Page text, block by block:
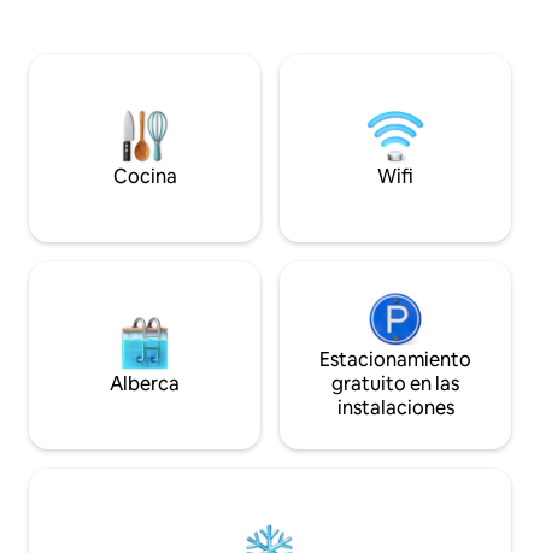
de aire acondicionado. ¡Una
característica notable es la abundancia
de espacio al aire libre! ¡Con un balcón
privado y una amplia terraza en la
singular y
exclusivos
Paddington y las
transporte del
Cocina Wifi
Alberca
Estacionamiento
gratuito en las
instalaciones